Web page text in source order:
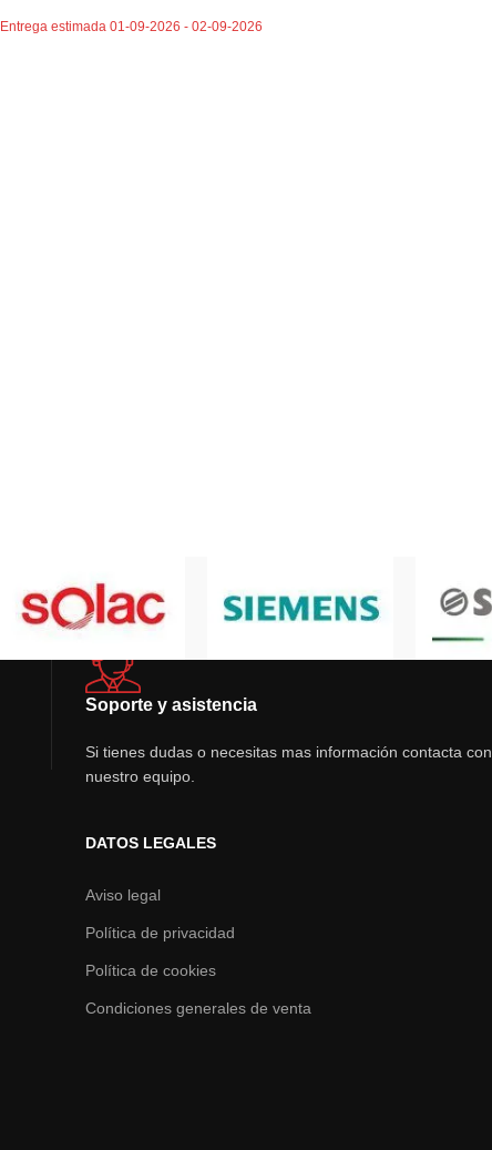
Entrega estimada 01-09-2026 - 02-09-2026
Soporte y asistencia
Si tienes dudas o necesitas mas información contacta con
nuestro equipo.
DATOS LEGALES
Aviso legal
Política de privacidad
Política de cookies
Condiciones generales de venta